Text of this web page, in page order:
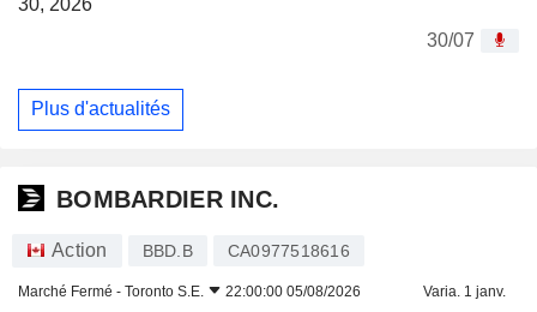
30/07
Plus d'actualités
BOMBARDIER INC.
Action BBD.B CA0977518616
Marché Fermé - Toronto S.E. 22:00:00 05/08/2026 Varia. 1 janv.